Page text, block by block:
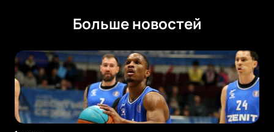
Больше новостей